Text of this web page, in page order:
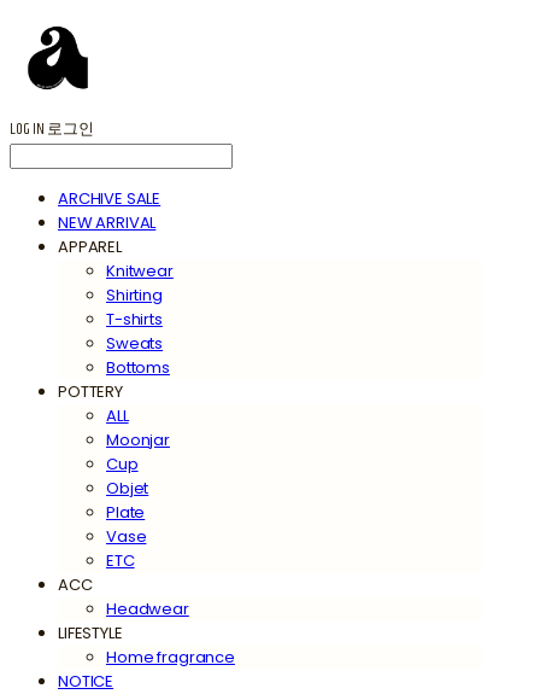
LOG IN 로그인
ARCHIVE SALE
NEW ARRIVAL
APPAREL
Knitwear
Shirting
T-shirts
Sweats
Bottoms
POTTERY
ALL
Moonjar
Cup
Objet
Plate
Vase
ETC
ACC
Headwear
LIFESTYLE
Home fragrance
NOTICE